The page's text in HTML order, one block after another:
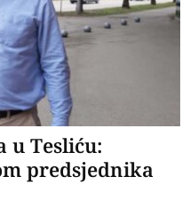
u Tesliću:
predsjednika